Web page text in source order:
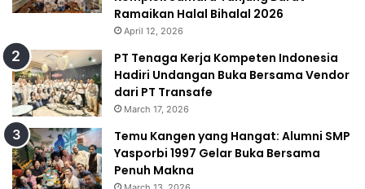
Ramaikan Halal Bihalal 2026
April 12, 2026
PT Tenaga Kerja Kompeten Indonesia
Hadiri Undangan Buka Bersama Vendor
dari PT Transafe
March 17, 2026
Temu Kangen yang Hangat: Alumni SMP
Yasporbi 1997 Gelar Buka Bersama
Penuh Makna